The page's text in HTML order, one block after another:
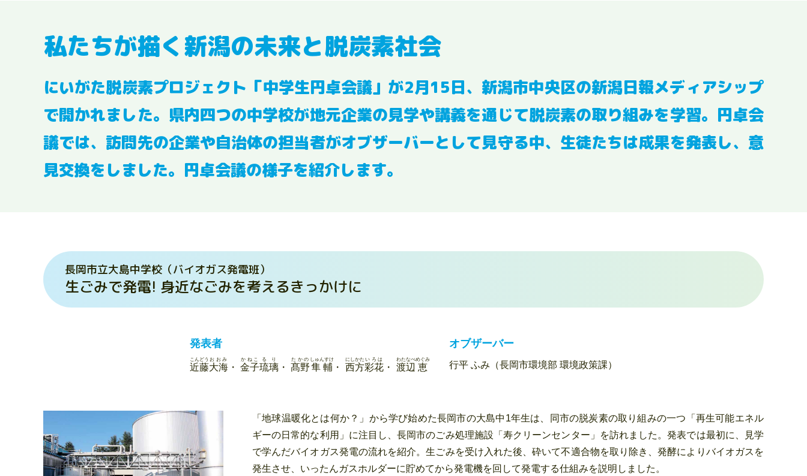
私たちが描く新潟の未来と脱炭素社会
にいがた脱炭素プロジェクト「中学生円卓会議」が2月15日、新潟市中央区の新潟日報メディアシップ
で開かれました。県内四つの中学校が地元企業の見学や講義を通じて脱炭素の取り組みを学習。円卓会
議では、訪問先の企業や自治体の担当者がオブザーバーとして見守る中、生徒たちは成果を発表し、意
見交換をしました。円卓会議の様子を紹介します。
長岡市立大島中学校（バイオガス発電班）
生ごみで発電! 身近なごみを考えるきっかけに
発表者
近藤
こんどう
大海
おおみ
・ 金子
かねこ
琉璃
るり
・ 髙野
たかの
隼輔
しゅんすけ
・ 西方
にしかた
彩花
いろは
・ 渡辺
わたなべ
恵
めぐみ
オブザーバー
行平 ふみ（長岡市環境部 環境政策課）
「地球温暖化とは何か？」から学び始めた長岡市の大島中1年生は、同市の脱炭素の取り組みの一つ「再生可能エネル
ギーの日常的な利用」に注目し、長岡市のごみ処理施設「寿クリーンセンター」を訪れました。発表では最初に、見学
で学んだバイオガス発電の流れを紹介。生ごみを受け入れた後、砕いて不適合物を取り除き、発酵によりバイオガスを
発生させ、いったんガスホルダーに貯めてから発電機を回して発電する仕組みを説明しました。